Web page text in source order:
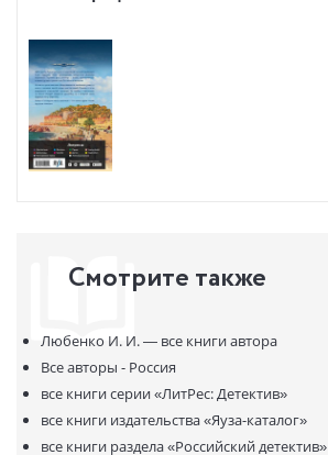
Смотрите также
Любенко И. И. — все книги автора
Все авторы - Россия
все книги серии«ЛитРес: Детектив»
все книги издательства«Яуза-каталог»
все книги раздела«Российский детектив»